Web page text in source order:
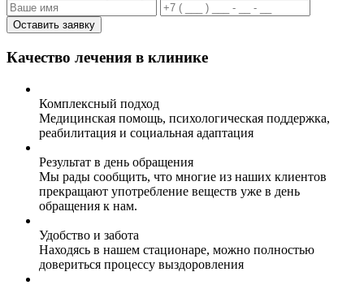
Оставить заявку
Качество лечения в клинике
Комплексный подход
Медицинская помощь, психологическая поддержка,
реабилитация и социальная адаптация
Результат в день обращения
Мы рады сообщить, что многие из наших клиентов
прекращают употребление веществ уже в день
обращения к нам.
Удобство и забота
Находясь в нашем стационаре, можно полностью
довериться процессу выздоровления